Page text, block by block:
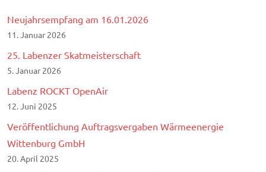
Neujahrsempfang am 16.01.2026
11. Januar 2026
25. Labenzer Skatmeisterschaft
5. Januar 2026
Labenz ROCKT OpenAir
12. Juni 2025
Veröffentlichung Auftragsvergaben Wärmeenergie
Wittenburg GmbH
20. April 2025